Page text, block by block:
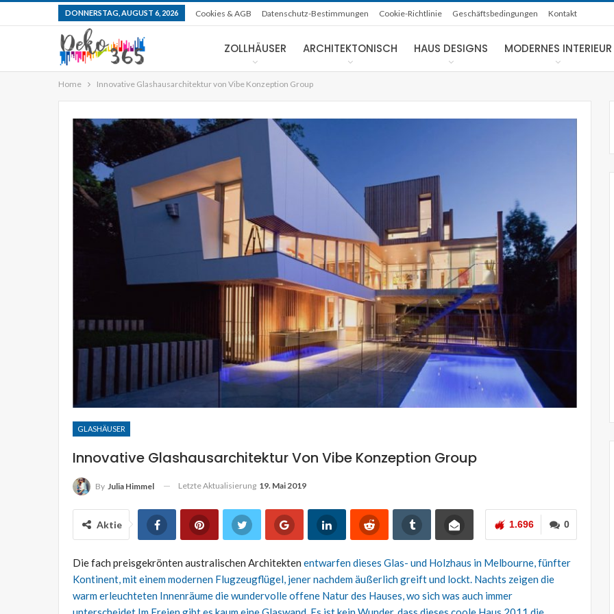
DONNERSTAG, AUGUST 6, 2026 Cookies & AGB Datenschutz-Bestimmungen Cookie-Richtlinie Geschäftsbedingungen Kontakt
ZOLLHÄUSER ARCHITEKTONISCH HAUS DESIGNS MODERNES INTERIEUR
Home Innovative Glashausarchitektur von Vibe Konzeption Group
GLASHÄUSER
Innovative Glashausarchitektur Von Vibe Konzeption Group
By Julia Himmel Letzte Aktualisierung 19. Mai 2019
0
1.696
Aktie
Die fach preisgekrönten australischen Architekten entwarfen dieses Glas- und Holzhaus in Melbourne, fünfter
Kontinent, mit einem modernen Flugzeugflügel, jener nachdem äußerlich greift und lockt. Nachts zeigen die
warm erleuchteten Innenräume die wundervolle offene Natur des Hauses, wo sich was auch immer
KOMPAKTE HÄUSER
Selbige moderne vorgefertigte
Hütte hinaus Rädern hat…
JULIA HIMMEL Sep. 2, 2019 0
NACHHALTIGE HÄUSER
Solarbetriebenes LA Studio von
New York Architect
JULIA HIMMEL Sep. 2, 2019